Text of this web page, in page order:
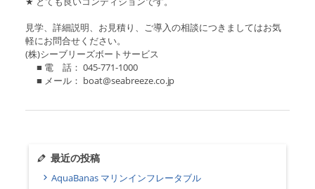
見学、詳細説明、お見積り、ご導入の相談につきましてはお気
軽にお問合せください。
(株)シーブリーズボートサービス
■ 電 話： 045-771-1000
■ メール： boat@seabreeze.co.jp
最近の投稿
AquaBanas マリンインフレータブル